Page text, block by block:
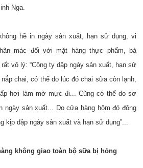
Nga.
hề in ngày sản xuất, hạn sử dụng, vi
mác đối với mặt hàng thực phẩm, bà
vô lý: “Công ty dập ngày sản xuất, hạn sử
chai, có thể do lúc đó chai sữa còn lạnh,
hơi làm mờ mực đi... Cũng có thể do sơ
ngày sản xuất... Do cửa hàng hôm đó đông
kịp dập ngày sản xuất và hạn sử dụng”...
không giao toàn bộ sữa bị hỏng